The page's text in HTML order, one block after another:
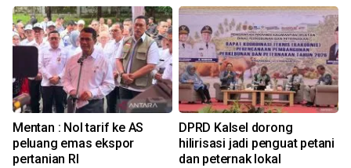
Mentan : Nol tarif ke AS
peluang emas ekspor
pertanian RI
DPRD Kalsel dorong
hilirisasi jadi penguat petani
dan peternak lokal